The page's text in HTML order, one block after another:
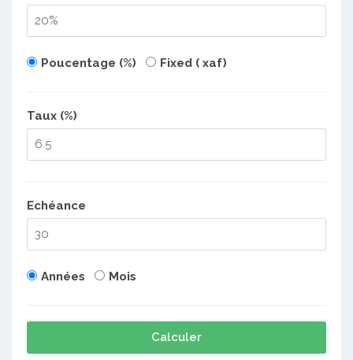
Poucentage (%) Fixed ( xaf)
Taux (%)
Echéance
Années Mois
Calculer